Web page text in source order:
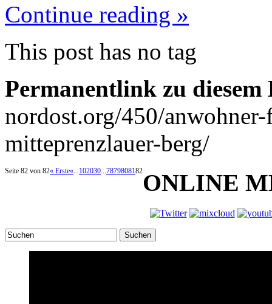
Continue reading »
This post has no tag
Permanentlink zu
nordost.org/450/
mitteprenzlauer-berg/
Seite 82 von 82« Erste«...102030...7879808182ONLINE
Suchen